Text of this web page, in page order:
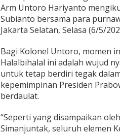
K
o
m
t
m
e
n
K
n
g
Arm Untoro Hariyanto
Subianto bersama para
Jakarta Selatan, Selasa (6/5/
Bagi Kolonel Untoro, momen
Halalbihalal ini adalah wujud
untuk tetap berdiri tegak
kepemimpinan Presiden
berdaulat.
“Seperti yang disampaikan
Simanjuntak, seluruh elemen